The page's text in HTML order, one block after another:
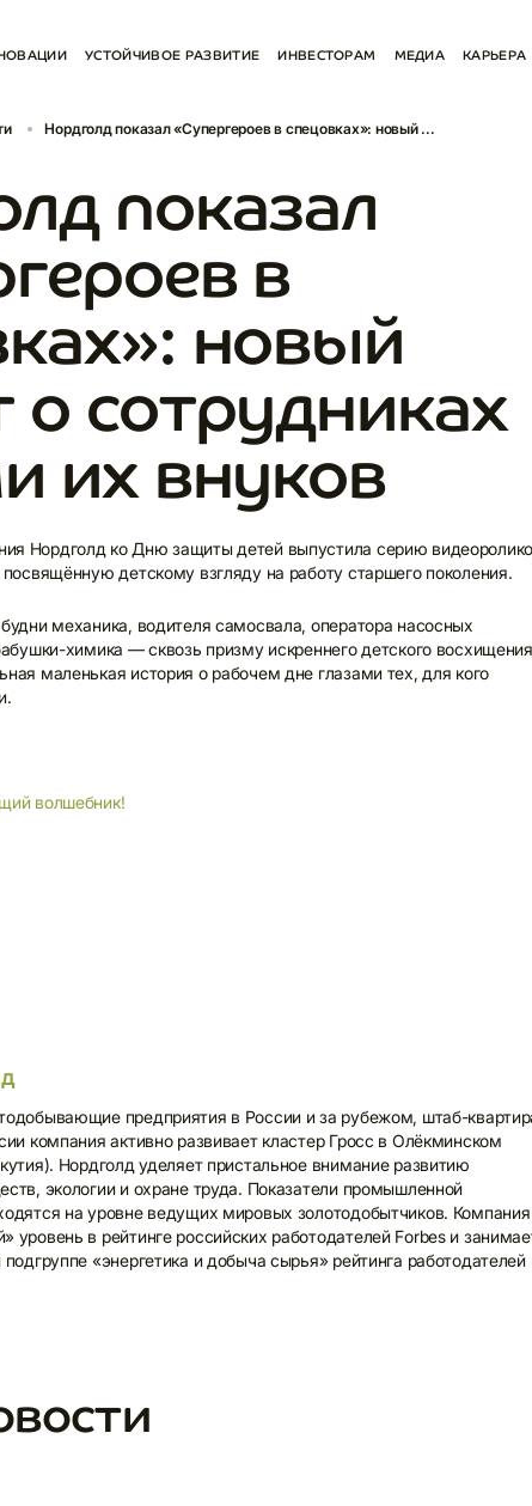
УСТОЙЧИВОЕ РАЗВИТИЕ
СОЦИАЛЬНАЯ СФЕРА
ОТЧЕТЫ И ПОЛИТИКИ
ИНВЕСТОРАМ
ESG
ОБЛИГАЦИИ
МЕДИА
СОЦИАЛЬНЫЕ
КАРЬЕРА
Нордголд показал «Супергероев в спецовках»: новый ...
показал
в
новый
о сотрудниках
их внуков
Нордголд ко Дню защиты детей выпустила серию
детскому взгляду на работу старшего поколения.
механика, водителя самосвала, оператора насосных
химика — сквозь призму искреннего детского
маленькая история о рабочем дне глазами тех, для кого
волшебник!
предприятия в России и за рубежом, штаб-
компания активно развивает кластер Гросс в Олёкминском
Нордголд уделяет пристальное внимание развитию
экологии и охране труда. Показатели промышленной
на уровне ведущих мировых золотодобытчиков. Компания
уровень в рейтинге российских работодателей Forbes и
«энергетика и добыча сырья» рейтинга работодателей